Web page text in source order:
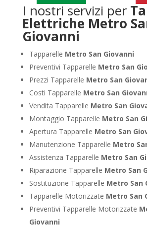
I nostri servizi per
Elettriche Metro
Giovanni
Tapparelle Metro San Giovanni
Preventivi Tapparelle Metro San
Prezzi Tapparelle Metro San
Costi Tapparelle Metro San
Vendita Tapparelle Metro San
Montaggio Tapparelle Metro San
Apertura Tapparelle Metro San
Manutenzione Tapparelle Metro
Assistenza Tapparelle Metro San
Riparazione Tapparelle Metro San
Sostituzione Tapparelle Metro San
Tapparelle Motorizzate Metro San
Preventivi Tapparelle Motorizzate
Giovanni